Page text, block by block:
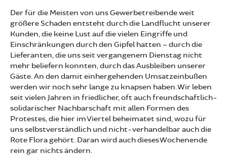
Der für die Meisten von uns Gewerbetreibende weit
größere Schaden entsteht durch die Landflucht unserer
Kunden, die keine Lust auf die vielen Eingriffe und
Einschränkungen durch den Gipfel hatten – durch die
Lieferanten, die uns seit vergangenem Dienstag nicht
mehr beliefern konnten, durch das Ausbleiben unserer
Gäste. An den damit einhergehenden Umsatzeinbußen
werden wir noch sehr lange zu knapsen haben. Wir leben
seit vielen Jahren in friedlicher, oft auch freundschaftlich-
solidarischer Nachbarschaft mit allen Formen des
Protestes, die hier im Viertel beheimatet sind, wozu für
uns selbstverständlich und nicht-verhandelbar auch die
Rote Flora gehört. Daran wird auch dieses Wochenende
rein gar nichts ändern.